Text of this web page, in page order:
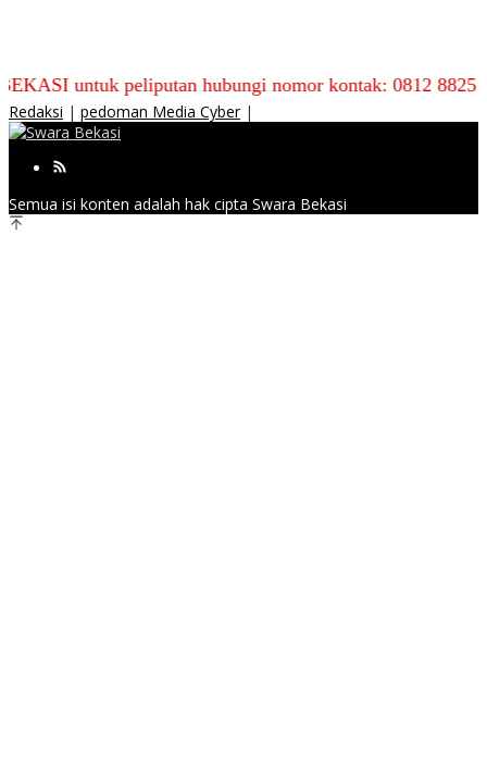
peliputan hubungi nomor kontak: 0812 8825 9590
Redaksi | pedoman Media Cyber|
Semua isi konten adalah hak cipta Swara Bekasi